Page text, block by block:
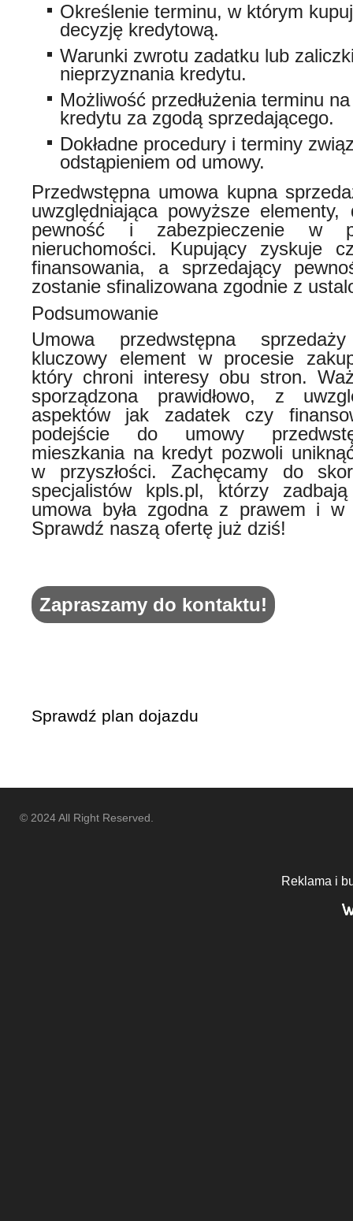
Określenie terminu, w którym
decyzję kredytową.
Warunki zwrotu zadatku lub
nieprzyznania kredytu.
Możliwość przedłużenia terminu
kredytu za zgodą sprzedającego.
Dokładne procedury i terminy
odstąpieniem od umowy.
Przedwstępna umowa kupna
uwzględniająca powyższe
pewność i zabezpieczenie w
nieruchomości. Kupujący zyskuje
finansowania, a sprzedający
zostanie sfinalizowana zgodnie z
Podsumowanie
Umowa przedwstępna
kluczowy element w procesie
który chroni interesy obu stron.
sporządzona prawidłowo, z
aspektów jak zadatek czy
podejście do umowy
mieszkania na kredyt pozwoli
w przyszłości. Zachęcamy do
specjalistów kpls.pl, którzy
umowa była zgodna z prawem i w
Sprawdź naszą ofertę już dziś!
Zapraszamy do kontaktu!
Sprawdź plan dojazdu
© 2024 All Right Reserved.
Reklama i